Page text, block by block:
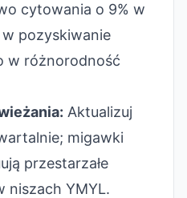
cytowania o 9% w
pozyskiwanie
w różnorodność
Aktualizuj
migawki
przestarzałe
niszach YMYL.